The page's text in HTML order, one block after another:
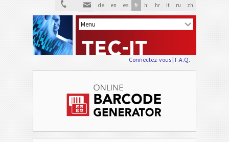
de en es fr hi hr it ru zh
Connectez-vous| F.A.Q.